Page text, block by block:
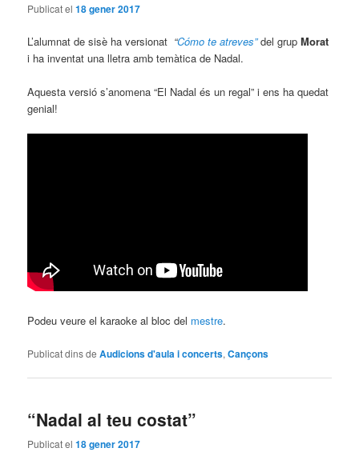
Publicat el18 gener 2017
L’alumnat de sisè ha versionat “Cómo te atreves”del grupMorat
i ha inventat una lletra amb temàtica de Nadal.
Aquesta versió s’anomena “El Nadal és un regal” i ens ha quedat
genial!
Podeu veure el karaoke al bloc del mestre.
Publicat dins de Audicions d'aula i concerts,Cançons
“Nadal al teu costat”
Publicat el18 gener 2017